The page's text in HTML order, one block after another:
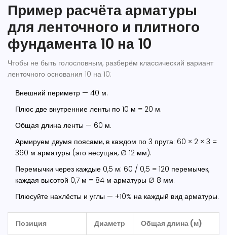
Пример расчёта арматуры
для ленточного и плитного
фундамента 10 на 10
Чтобы не быть голословным, разберём классический вариант
ленточного основания 10 на 10:
Внешний периметр — 40 м.
Плюс две внутренние ленты по 10 м = 20 м.
Общая длина ленты — 60 м.
Армируем двумя поясами, в каждом по 3 прута: 60 × 2 × 3 =
360 м арматуры (это несущая, Ø 12 мм).
Перемычки через каждые 0,5 м: 60 / 0,5 = 120 перемычек,
каждая высотой 0,7 м = 84 м арматуры Ø 8 мм.
Плюсуйте нахлёсты и углы — +10% на каждый вид арматуры.
Позиция Диаметр Общая длина (м)